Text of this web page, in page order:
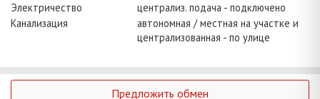
Электричество
централиз. подача - подключено
Канализация
автономная / местная на участке и
централизованная - по улице
Предложить обмен